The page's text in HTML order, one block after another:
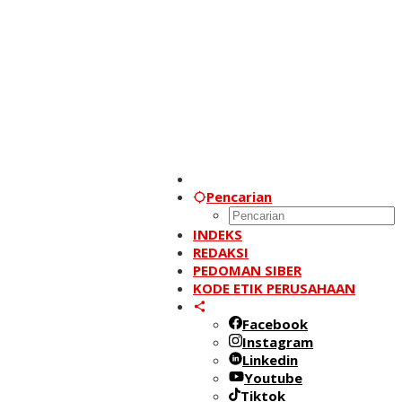
Pencarian
INDEKS
REDAKSI
PEDOMAN SIBER
KODE ETIK PERUSAHAAN
Facebook
Instagram
Linkedin
Youtube
Tiktok